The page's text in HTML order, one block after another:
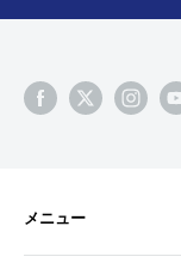
メニュー
検索